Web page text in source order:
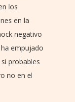
los
en la
negativo
empujado
probables
no en el